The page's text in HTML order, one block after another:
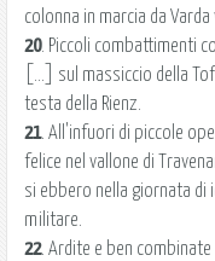
colonna in marcia da
20. Piccoli combattimenti
[...] sul massiccio della
testa della Rienz.
21. All'infuori di piccole
felice nel vallone di
si ebbero nella giornata di
militare.
22. Ardite e ben